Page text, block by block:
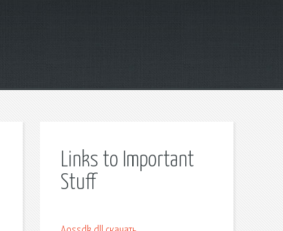
Links to Important
Stuff